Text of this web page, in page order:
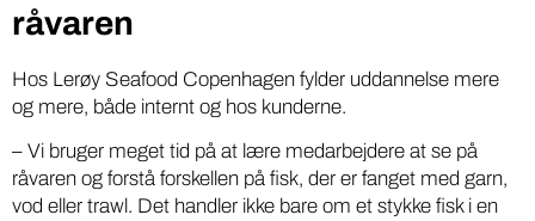
råvaren
Hos Lerøy Seafood Copenhagen fylder uddannelse mere
og mere, både internt og hos kunderne.
– Vi bruger meget tid på at lære medarbejdere at se på
råvaren og forstå forskellen på fisk, der er fanget med garn,
vod eller trawl. Det handler ikke bare om et stykke fisk i en